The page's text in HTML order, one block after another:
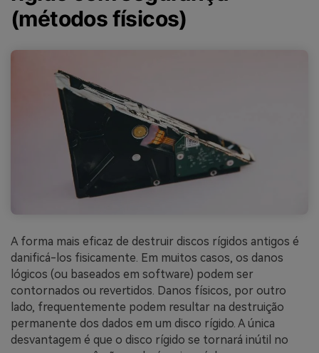
(métodos físicos)
A forma mais eficaz de destruir discos rígidos antigos é
danificá-los fisicamente. Em muitos casos, os danos
lógicos (ou baseados em software) podem ser
contornados ou revertidos. Danos físicos, por outro
lado, frequentemente podem resultar na destruição
permanente dos dados em um disco rígido. A única
desvantagem é que o disco rígido se tornará inútil no